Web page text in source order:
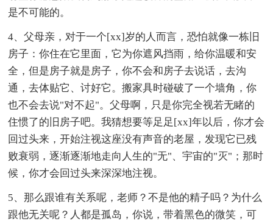
是不可能的。
4、父母亲，对于一个[xx]岁的人而言，恐怕就像一栋旧
房子：你住在它里面，它为你遮风挡雨，给你温暖和安
全，但是房子就是房子，你不会和房子去说话，去沟
通，去体贴它、讨好它。搬家具时碰破了一个墙角，你
也不会去说"对不起"。父母啊，只是你完全视若无睹的
住惯了的旧房子吧。我猜想要等足足[xx]年以后，你才会
回过头来，开始注视这座没有声音的老屋，发现它已残
败衰弱，逐渐逐渐地走向人生的"无"、宇宙的"灭"；那时
候，你才会回过头来深深地注视。
5、那么跟谁有关系呢，老师？不是他的精子吗？为什么
跟他无关呢？人都是孤岛，你说，带着黑色的微笑，可